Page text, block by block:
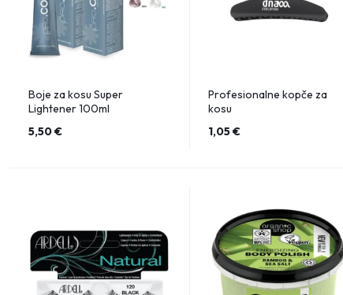
Boje za kosu Super
Lightener 100ml
5,50€
Profesionalne kopče za
kosu
1,05€